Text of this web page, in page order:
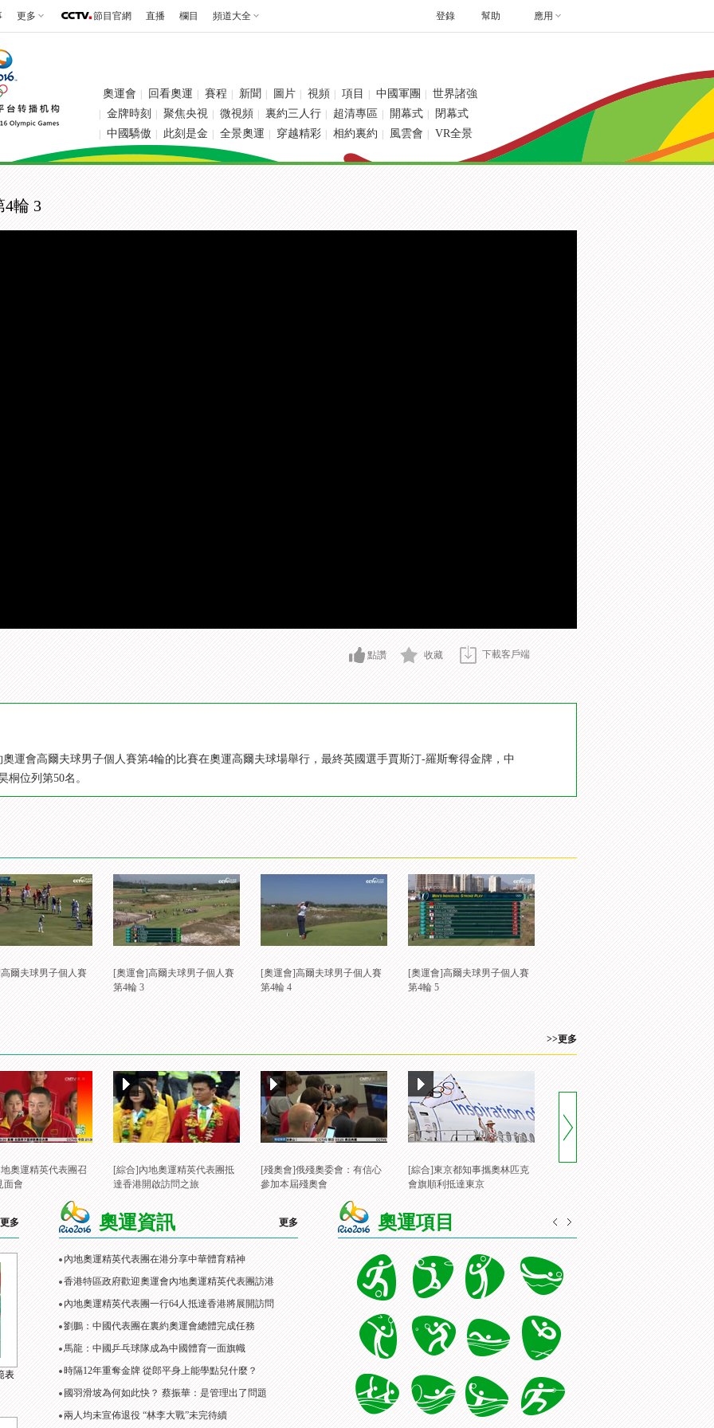
更多 節目官網 直播 欄目 頻道大全 幫助 應用
登錄
奧運會 回看奧運 賽程 新聞 圖片 視頻 項目 中國軍團 世界諸強
金牌時刻 聚焦央視 微視頻 裏約三人行 超清專區 開幕式 閉幕式
中國驕傲 此刻是金 全景奧運 穿越精彩 相約裏約 風雲會 VR全景
輪 3
點讚 收藏 下載客戶端
奧運會高爾夫球男子個人賽第4輪的比賽在奧運高爾夫球場舉行，最終英國選手賈斯汀-羅斯奪得金牌，中
桐位列第50名。
爾夫球男子個人賽
[奧運會]高爾夫球男子個人賽
第4輪 3
[奧運會]高爾夫球男子個人賽
第4輪 4
[奧運會]高爾夫球男子個人賽
第4輪 5
>>更多
奧運精英代表團召
面會
[綜合]內地奧運精英代表團抵
達香港開啟訪問之旅
[殘奧會]俄殘奧委會：有信心
參加本屆殘奧會
[綜合]東京都知事攜奧林匹克
會旗順利抵達東京
更多
表
奧運資訊 更多
內地奧運精英代表團在港分享中華體育精神
香港特區政府歡迎奧運會內地奧運精英代表團訪港
內地奧運精英代表團一行64人抵達香港將展開訪問
劉鵬：中國代表團在裏約奧運會總體完成任務
馬龍：中國乒乓球隊成為中國體育一面旗幟
時隔12年重奪金牌 從郎平身上能學點兒什麼？
國羽滑坡為何如此快？ 蔡振華：是管理出了問題
兩人均未宣佈退役 “林李大戰”未完待續
奧運項目